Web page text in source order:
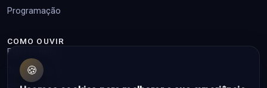
Programação
COMO OUVIR
Player online
Top pedidos
🍪